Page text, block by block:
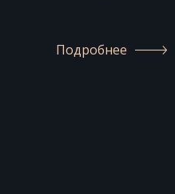
Подробнее